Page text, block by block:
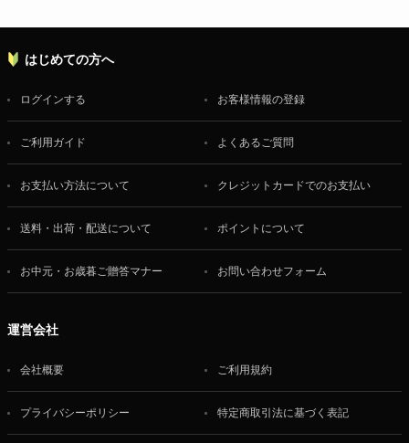
はじめての方へ
ログインする お客様情報の登録
ご利用ガイド よくあるご質問
お支払い方法について クレジットカードでのお支払い
送料・出荷・配送について ポイントについて
お中元・お歳暮ご贈答マナー お問い合わせフォーム
運営会社
会社概要 ご利用規約
プライバシーポリシー 特定商取引法に基づく表記